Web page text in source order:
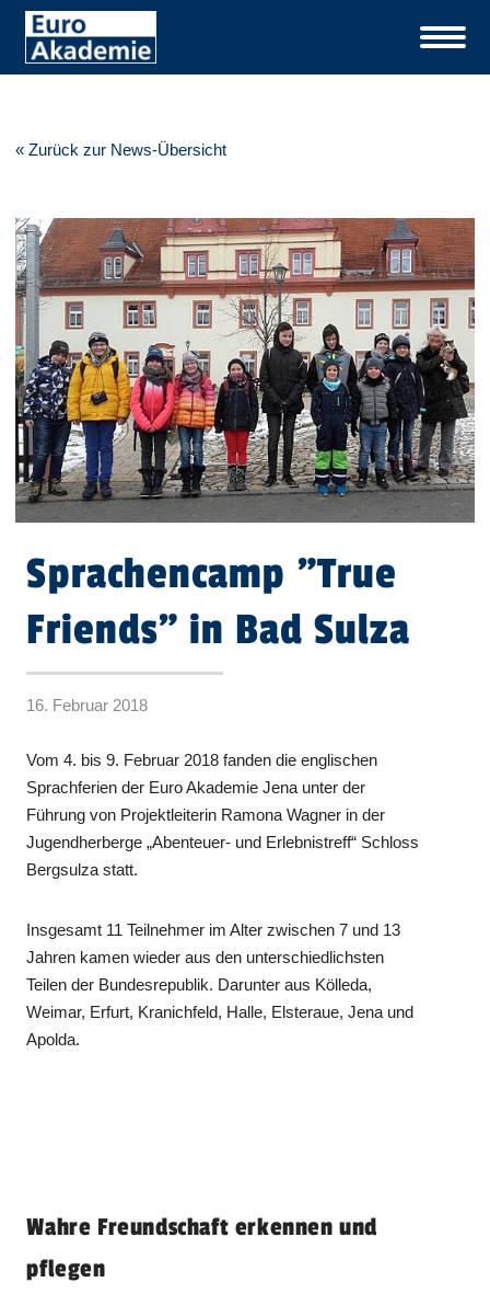
« Zurück zur News-Übersicht
Sprachencamp "True
Friends" in Bad Sulza
16. Februar 2018
Vom 4. bis 9. Februar 2018 fanden die englischen
Sprachferien der Euro Akademie Jena unter der
Führung von Projektleiterin Ramona Wagner in der
Jugendherberge „Abenteuer- und Erlebnistreff“ Schloss
Bergsulza statt.
Insgesamt 11 Teilnehmer im Alter zwischen 7 und 13
Jahren kamen wieder aus den unterschiedlichsten
Teilen der Bundesrepublik. Darunter aus Kölleda,
Weimar, Erfurt, Kranichfeld, Halle, Elsteraue, Jena und
Apolda.
Wahre Freundschaft erkennen und
pflegen